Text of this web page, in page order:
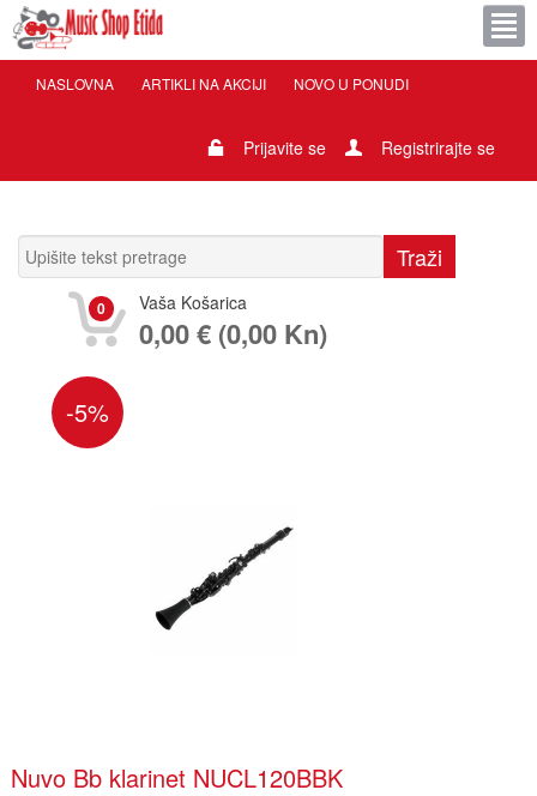
NASLOVNA ARTIKLI NA AKCIJI NOVO U PONUDI
Prijavite se Registrirajte se
0 Vaša Košarica
0,00 € (0,00 Kn)
-5%
Nuvo Bb klarinet NUCL120BBK